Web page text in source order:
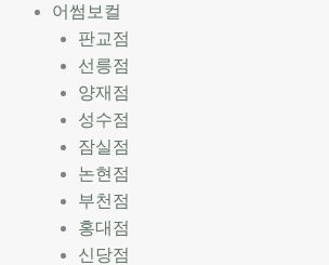
어썸보컬
판교점
선릉점
양재점
성수점
잠실점
논현점
부천점
홍대점
신당점